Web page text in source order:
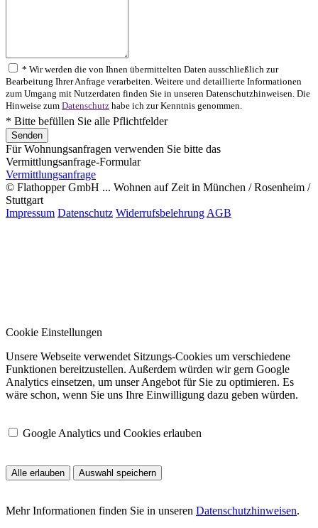
* Wir werden die von Ihnen übermittelten Daten ausschließlich zur
Bearbeitung Ihrer Anfrage verarbeiten. Weitere und detaillierte Informationen
zum Umgang mit Nutzerdaten finden Sie in unseren Datenschutzhinweisen. Die
Hinweise zum Datenschutz habe ich zur Kenntnis genommen.
* Bitte befüllen Sie alle Pflichtfelder
Für Wohnungsanfragen verwenden Sie bitte das
Vermittlungsanfrage-Formular
Vermittlungsanfrage
© Flathopper GmbH ... Wohnen auf Zeit in München / Rosenheim /
Stuttgart
Impressum Datenschutz Widerrufsbelehrung AGB
Cookie Einstellungen
Unsere Webseite verwendet Sitzungs-Cookies um verschiedene
Funktionen bereitzustellen. Außerdem würden wir gern Google
Analytics einsetzen, um unser Angebot für Sie zu optimieren. Es
wäre schon, wenn Sie uns Ihre Einwilligung dazu geben würden.
Google Analytics und Cookies erlauben
Alle erlauben Auswahl speichern
Mehr Informationen finden Sie in unseren Datenschutzhinweisen.